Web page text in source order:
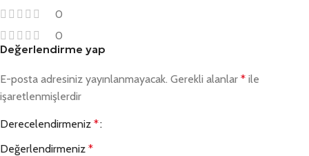
0
0
Değerlendirme yap
E-posta adresiniz yayınlanmayacak. Gerekli alanlar * ile
işaretlenmişlerdir
Derecelendirmeniz *
Değerlendirmeniz *